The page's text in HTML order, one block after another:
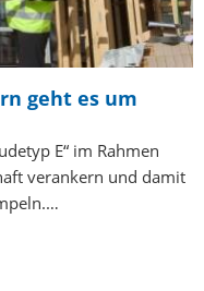
geht es um
E“ im Rahmen
verankern und damit